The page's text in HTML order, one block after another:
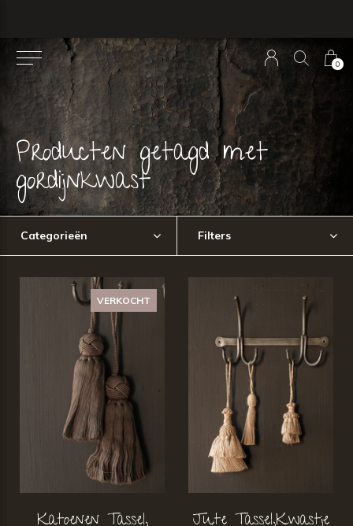
0
Producten getagd met
gordijnkwast
Categorieën Filters
VERKOCHT